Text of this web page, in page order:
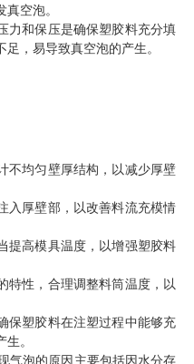
空泡。
力和保压是确保塑胶料充分填
，易导致真空泡的产生。
不均匀壁厚结构，以减少厚壁
入厚壁部，以改善料流充模情
提高模具温度，以增强塑胶料
特性，合理调整料筒温度，以
保塑胶料在注塑过程中能够充
。
气泡的原因主要包括因水分存